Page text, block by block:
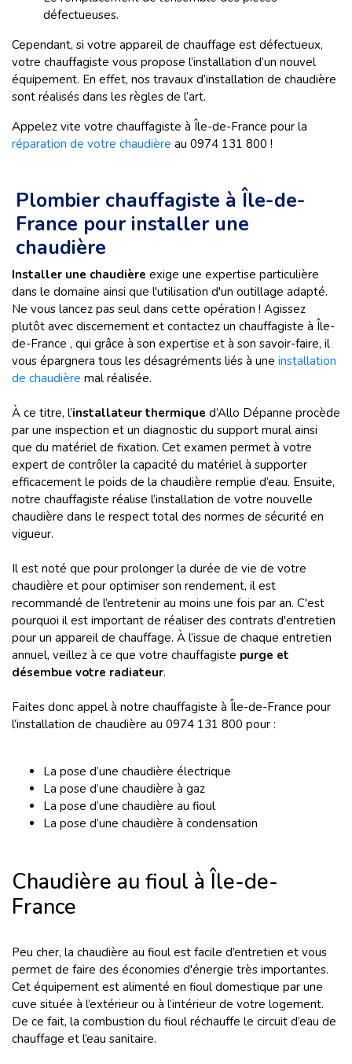
défectueuses.
Cependant, si votre appareil de chauffage est défectueux,
votre chauffagiste vous propose l’installation d’un nouvel
équipement. En effet, nos travaux d’installation de chaudière
sont réalisés dans les règles de l’art.
Appelez vite votre chauffagiste à Île-de-France pour la
réparation de votre chaudière au 0974 131 800 !
Plombier chauffagiste à Île-de-
France pour installer une
chaudière
Installer une chaudière exige une expertise particulière
dans le domaine ainsi que l'utilisation d'un outillage adapté.
Ne vous lancez pas seul dans cette opération ! Agissez
plutôt avec discernement et contactez un chauffagiste à Île-
de-France , qui grâce à son expertise et à son savoir-faire, il
vous épargnera tous les désagréments liés à une installation
de chaudière mal réalisée.
À ce titre, l’installateur thermique d’Allo Dépanne procède
par une inspection et un diagnostic du support mural ainsi
que du matériel de fixation. Cet examen permet à votre
expert de contrôler la capacité du matériel à supporter
efficacement le poids de la chaudière remplie d’eau. Ensuite,
notre chauffagiste réalise l’installation de votre nouvelle
chaudière dans le respect total des normes de sécurité en
vigueur.
Il est noté que pour prolonger la durée de vie de votre
chaudière et pour optimiser son rendement, il est
recommandé de l’entretenir au moins une fois par an. C'est
pourquoi il est important de réaliser des contrats d'entretien
pour un appareil de chauffage. À l’issue de chaque entretien
annuel, veillez à ce que votre chauffagiste purge et
désembue votre radiateur.
Faites donc appel à notre chauffagiste à Île-de-France pour
l’installation de chaudière au 0974 131 800 pour :
La pose d’une chaudière électrique
La pose d’une chaudière à gaz
La pose d’une chaudière au fioul
La pose d’une chaudière à condensation
Chaudière au fioul à Île-de-
France
Peu cher, la chaudière au fioul est facile d’entretien et vous
permet de faire des économies d'énergie très importantes.
Cet équipement est alimenté en fioul domestique par une
cuve située à l’extérieur ou à l’intérieur de votre logement.
De ce fait, la combustion du fioul réchauffe le circuit d’eau de
chauffage et l’eau sanitaire.